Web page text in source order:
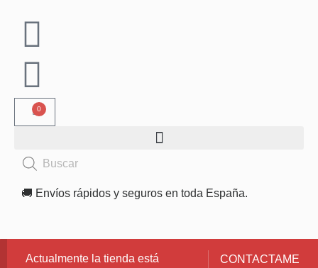
0
🚚 Envíos rápidos y seguros en toda España.
CONTACTAME
Actualmente la tienda está